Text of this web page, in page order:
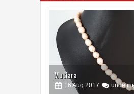
Mutiara
16 Aug 2017